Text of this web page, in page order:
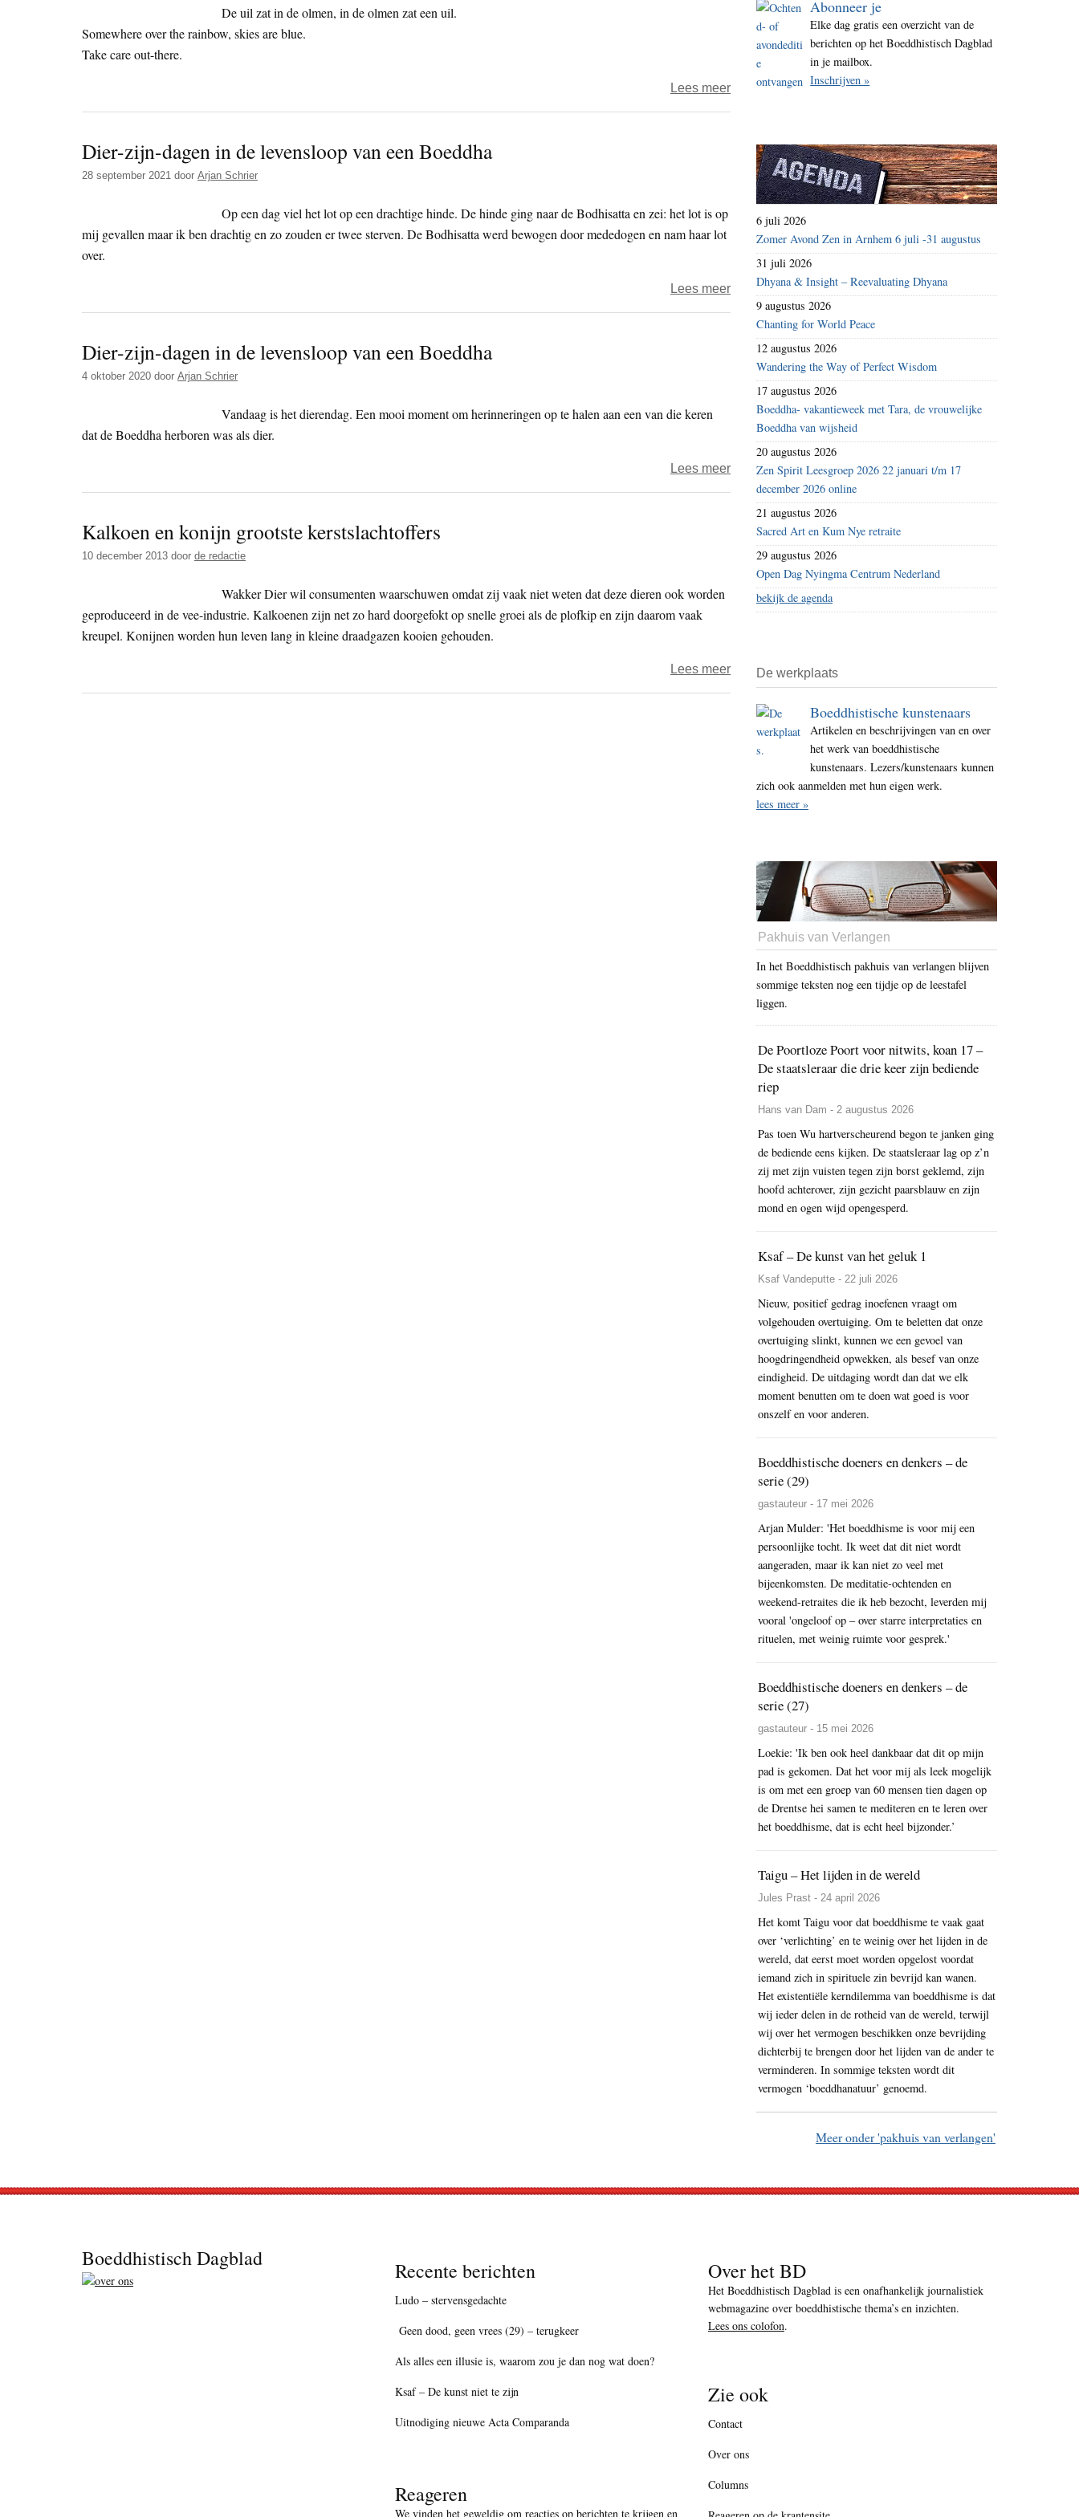
i
t
De uil zat in de olmen, in de olmen zat een uil.
Somewhere over the rainbow, skies are blue.
Take care out-there.
Lees meerover
2022
zanghond
Dier-zijn-dagen in de levensloop van een Boeddha
28 september 2021 door Arjan Schrier
Op een dag viel het lot op een drachtige hinde. De hinde ging naar de Bodhisatta en zei: het lot is op
mij gevallen maar ik ben drachtig en zo zouden er twee sterven. De Bodhisatta werd bewogen door mededogen en nam haar lot
over.
Lees meerover
Dier-
dagen
levensloop
Boeddha
Dier-zijn-dagen in de levensloop van een Boeddha
4 oktober 2020 door Arjan Schrier
Vandaag is het dierendag. Een mooi moment om herinneringen op te halen aan een van die keren
dat de Boeddha herboren was als dier.
Lees meerover
Dier-
dagen
levensloop
Kalkoen en konijn grootste kerstslachtoffers
10 december 2013 door de redactie
Wakker Dier wil consumenten waarschuwen omdat zij vaak niet weten dat deze dieren ook worden
geproduceerd in de vee-industrie. Kalkoenen zijn net zo hard doorgefokt op snelle groei als de plofkip en zijn daarom vaak
kreupel. Konijnen worden hun leven lang in kleine draadgazen kooien gehouden.
Lees meerover
Kalkoen
konijn
grootste
kerstslachtoffers
Abonneer je
Elke dag gratis een overzicht van de
berichten op het Boeddhistisch Dagblad
in je mailbox.
Inschrijven »
6 juli 2026
Zomer Avond Zen in Arnhem 6 juli -31 augustus
31 juli 2026
Dhyana & Insight – Reevaluating Dhyana
9 augustus 2026
Chanting for World Peace
12 augustus 2026
Wandering the Way of Perfect Wisdom
17 augustus 2026
Boeddha- vakantieweek met Tara, de vrouwelijke
Boeddha van wijsheid
20 augustus 2026
Zen Spirit Leesgroep 2026 22 januari t/m 17
december 2026 online
21 augustus 2026
Sacred Art en Kum Nye retraite
29 augustus 2026
Open Dag Nyingma Centrum Nederland
bekijk de agenda
De werkplaats
Boeddhistische kunstenaars
Artikelen en beschrijvingen van en over
het werk van boeddhistische
kunstenaars. Lezers/kunstenaars kunnen
zich ook aanmelden met hun eigen werk.
lees meer »
Pakhuis van Verlangen
In het Boeddhistisch pakhuis van verlangen blijven
sommige teksten nog een tijdje op de leestafel
liggen.
De Poortloze Poort voor nitwits, koan 17 –
De staatsleraar die drie keer zijn bediende
riep
Hans van Dam - 2 augustus 2026
Pas toen Wu hartverscheurend begon te janken ging
de bediende eens kijken. De staatsleraar lag op z’n
zij met zijn vuisten tegen zijn borst geklemd, zijn
hoofd achterover, zijn gezicht paarsblauw en zijn
mond en ogen wijd opengesperd.
Ksaf – De kunst van het geluk 1
Ksaf Vandeputte - 22 juli 2026
Nieuw, positief gedrag inoefenen vraagt om
volgehouden overtuiging. Om te beletten dat onze
overtuiging slinkt, kunnen we een gevoel van
hoogdringendheid opwekken, als besef van onze
eindigheid. De uitdaging wordt dan dat we elk
moment benutten om te doen wat goed is voor
onszelf en voor anderen.
Boeddhistische doeners en denkers – de
serie (29)
gastauteur - 17 mei 2026
Arjan Mulder: 'Het boeddhisme is voor mij een
persoonlijke tocht. Ik weet dat dit niet wordt
aangeraden, maar ik kan niet zo veel met
bijeenkomsten. De meditatie-ochtenden en
weekend-retraites die ik heb bezocht, leverden mij
vooral 'ongeloof op – over starre interpretaties en
rituelen, met weinig ruimte voor gesprek.'
Boeddhistische doeners en denkers – de
serie (27)
gastauteur - 15 mei 2026
Loekie: 'Ik ben ook heel dankbaar dat dit op mijn
pad is gekomen. Dat het voor mij als leek mogelijk
is om met een groep van 60 mensen tien dagen op
de Drentse hei samen te mediteren en te leren over
het boeddhisme, dat is echt heel bijzonder.’
Taigu – Het lijden in de wereld
Jules Prast - 24 april 2026
Het komt Taigu voor dat boeddhisme te vaak gaat
over ‘verlichting’ en te weinig over het lijden in de
wereld, dat eerst moet worden opgelost voordat
iemand zich in spirituele zin bevrijd kan wanen.
Het existentiële kerndilemma van boeddhisme is dat
wij ieder delen in de rotheid van de wereld, terwijl
wij over het vermogen beschikken onze bevrijding
dichterbij te brengen door het lijden van de ander te
verminderen. In sommige teksten wordt dit
vermogen ‘boeddhanatuur’ genoemd.
Meer onder 'pakhuis van verlangen'
Boeddhistisch Dagblad Recente berichten
Ludo – stervensgedachte
Geen dood, geen vrees (29) – terugkeer
Als alles een illusie is, waarom zou je dan nog wat doen?
Ksaf – De kunst niet te zijn
Uitnodiging nieuwe Acta Comparanda
Reageren
We vinden het geweldig om reacties op berichten te krijgen en
Over het BD
Het Boeddhistisch Dagblad is een onafhankelijk journalistiek
webmagazine over boeddhistische thema’s en inzichten.
Lees ons colofon.
Zie ook
Contact
Over ons
Columns